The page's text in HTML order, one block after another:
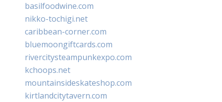
basilfoodwine.com
nikko-tochigi.net
caribbean-corner.com
bluemoongiftcards.com
rivercitysteampunkexpo.com
kchoops.net
mountainsideskateshop.com
kirtlandcitytavern.com